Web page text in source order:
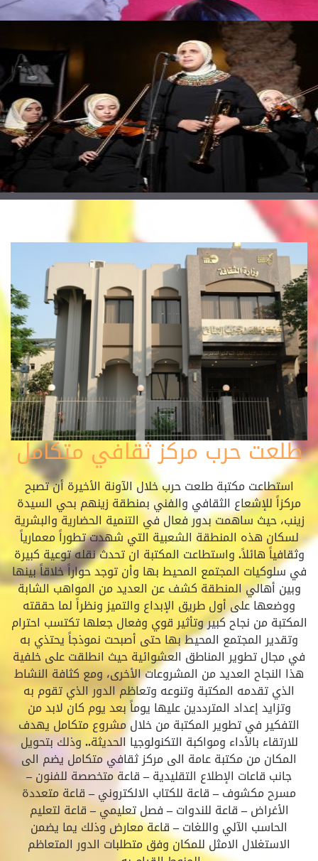
طلعت حرب مركز ثقافي متكامل
استطاعت مكتبة طلعت حرب خلال الآونة الأخيرة أن تصبح
مركزاً للإشعاع الثقافي والفني بمنطقة زينهم بحي السيدة
زينب، حيث ساهمت بدور فعال في التنمية الحضارية والبشرية
لسكان هذه المنطقة الشعبية التي شهدت تطوراً معمارياً
وثقافياً هائلاً. واستطاعت المكتبة ان تحدث نقله توعية كبيرة
في سلوكيات المجتمع المحيط بها وأن توجد حواراً خلاقاً بينها
وبين أهالي المنطقة كشف عن العديد من المواهب الشابة
ووضعها على أول طريق الإبداع والتميز ونظراً لما حققته
المكتبة من نجاح كبير وتأثير قوي وفعال جعلها تكتسب احترام
وتقدير المجتمع المحيط بها حتى أصبحت نموذجاً يحتذي به
في مجال تطوير المناطق العشوائية حيث انطلقت على خلفية
هذا النجاح العديد من المشروعات الأخرى، ومع كثافة النشاط
الذي تقدمه المكتبة وتنوعه وتعاظم الدور الذي تقوم به
وتزايد إعداد المترددين عليها يوماً بعد يوم كان لابد من
التفكير في تطوير المكتبة من خلال مشروع متكامل يهدف
للارتقاء بالأداء ومواكبة التكنولوجيا الحديثة.. وذلك بتحويل
المكان من مكتبة عامة الى مركز ثقافي متكامل يضم الى
جانب قاعات الإطلاع التقليدية – قاعة متخصصة للفنون –
مسرح مكشوف – قاعة للكتاب الالكتروني – قاعة متعددة
الأغراض – قاعة للندوات – فصل تعليمي – قاعة لتعليم
الحاسب الآلي واللغات – قاعة معارض وذلك يما يضمن
الاستغلال الامثل للمكان وفق متطلبات الدور المتعاظم